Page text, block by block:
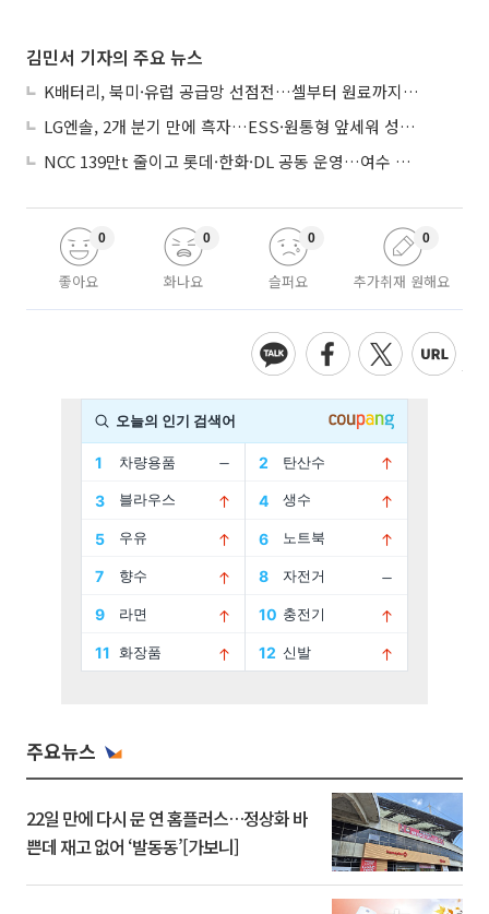
김민서 기자의 주요 뉴스
K배터리, 북미·유럽 공급망 선점전…셀부터 원료까지 현지화
LG엔솔, 2개 분기 만에 흑자…ESS·원통형 앞세워 성장 가속
NCC 139만t 줄이고 롯데·한화·DL 공동 운영…여수 1호 본궤도
좋아요
0
화나요
0
슬퍼요
0
추가취재 원해요
0
주요뉴스
22일 만에 다시 문 연 홈플러스…정상화 바
쁜데 재고 없어 ‘발동동’[가보니]